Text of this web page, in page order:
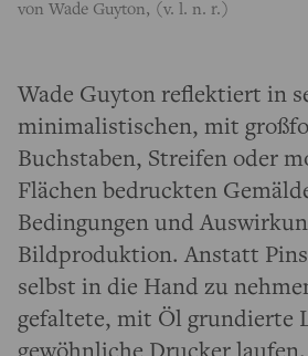
von Wade Guyton, (v. l. n. r.)
Wade Guyton reflektiert in
minimalistischen, mit
Buchstaben, Streifen oder
Flächen bedruckten
Bedingungen und
Bildproduktion. Anstatt
selbst in die Hand zu
gefaltete, mit Öl grundierte
gewöhnliche Drucker